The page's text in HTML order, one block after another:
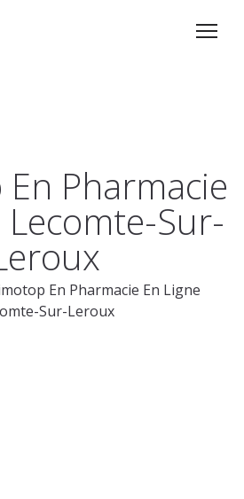
Pharmacie
Lecomte-Sur-
En Pharmacie En Ligne
Sur-Leroux